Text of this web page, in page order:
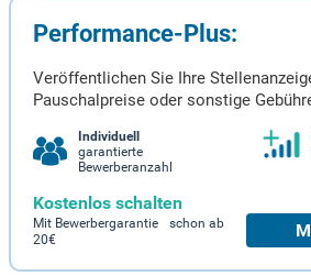
Performance-Plus:
Veröffentlichen Sie Ihre
Pauschalpreise oder sonstige
Individuell
garantierte
Bewerberanzahl
Kostenlos schalten
Mit Bewerbergarantie schon ab
20€